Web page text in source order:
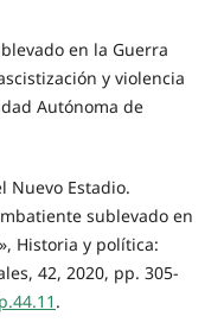
en la Guerra
y violencia
Autónoma de
Nuevo Estadio.
sublevado en
Historia y política:
42, 2020, pp. 305-
.